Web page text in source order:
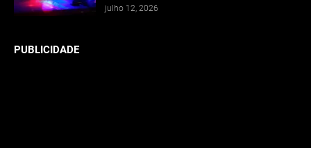
julho 12, 2026
PUBLICIDADE